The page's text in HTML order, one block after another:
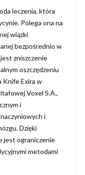
leczenia, która
Polega ona na
wiązki
bezpośrednio w
zniszczenie
oszczędzeniu
Knife Exira w
Voxel S.A.,
i
i
Dzięki
jest ograniczenie
metodami